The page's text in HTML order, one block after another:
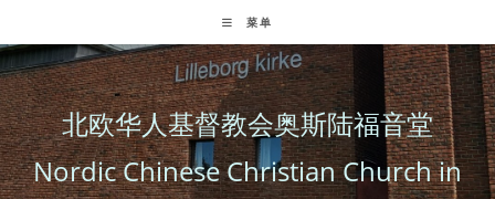
to
content
菜单
北欧华人基督教会奥斯陆福音堂
Nordic Chinese Christian Church in